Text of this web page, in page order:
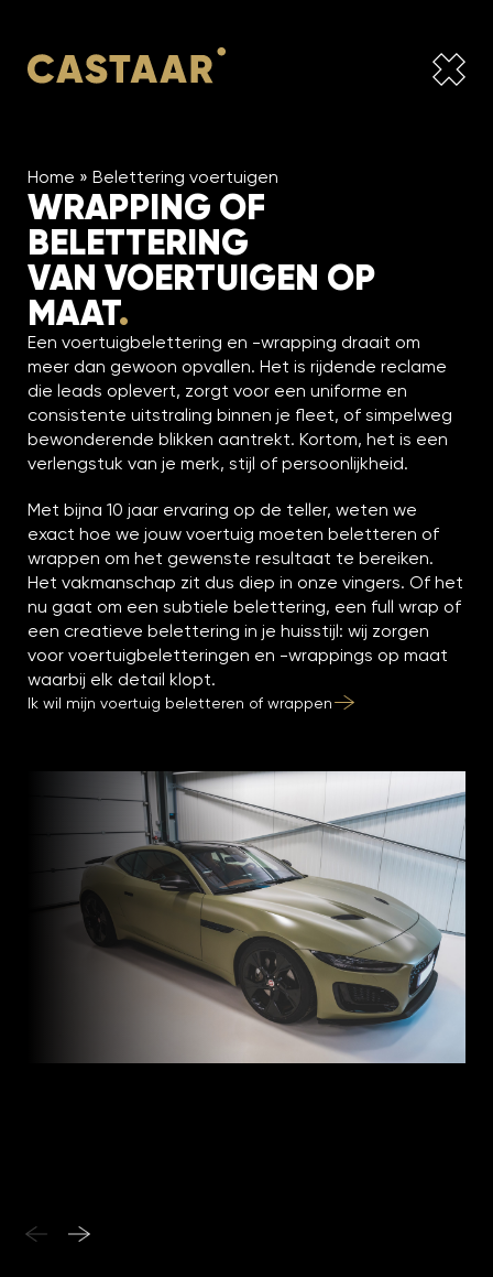
Home » Belettering voertuigen
WRAPPING OF
BELETTERING
VAN VOERTUIGEN OP
MAAT.
Een voertuigbelettering en -wrapping draait om
meer dan gewoon opvallen. Het is rijdende reclame
die leads oplevert, zorgt voor een uniforme en
consistente uitstraling binnen je fleet, of simpelweg
bewonderende blikken aantrekt. Kortom, het is een
verlengstuk van je merk, stijl of persoonlijkheid.
Met bijna 10 jaar ervaring op de teller, weten we
exact hoe we jouw voertuig moeten beletteren of
wrappen om het gewenste resultaat te bereiken.
Het vakmanschap zit dus diep in onze vingers. Of het
nu gaat om een subtiele belettering, een full wrap of
een creatieve belettering in je huisstijl: wij zorgen
voor voertuigbeletteringen en -wrappings op maat
waarbij elk detail klopt.
Ik wil mijn voertuig beletteren of wrappen